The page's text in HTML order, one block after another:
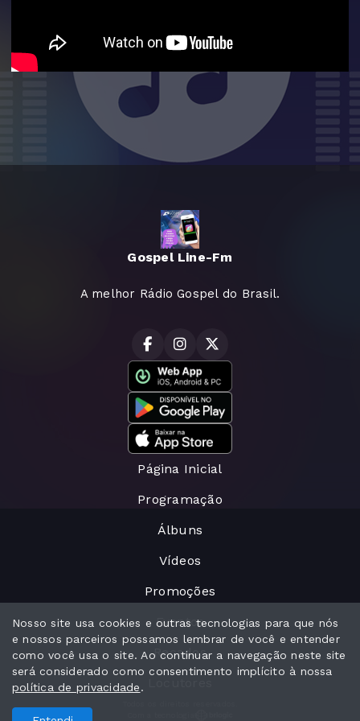
Gospel Line-Fm
A melhor Rádio Gospel do Brasil.
Página Inicial
Programação
Álbuns
Vídeos
Promoções
Eventos
Recados
Nosso site usa cookies e outras tecnologias para que nós
e nossos parceiros possamos lembrar de você e entender
como você usa o site. Ao continuar a navegação neste site
será considerado como consentimento implícito à nossa
política de privacidade.